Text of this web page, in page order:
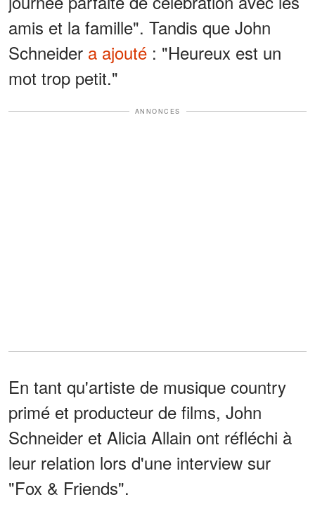
amis et la famille". Tandis que John
Schneider a ajouté : "Heureux est un
mot trop petit."
ANNONCES
En tant qu'artiste de musique country
primé et producteur de films, John
Schneider et Alicia Allain ont réfléchi à
leur relation lors d'une interview sur
"Fox & Friends".